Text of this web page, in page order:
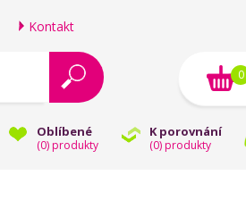
Kontakt
Oblíbené
(0) produkty
K porovnání
(0) produkty
0